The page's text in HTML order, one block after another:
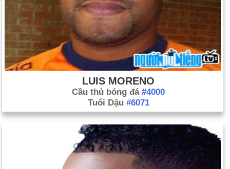
LUIS MORENO
Cầu thủ bóng đá #4000
Tuổi Dậu #6071